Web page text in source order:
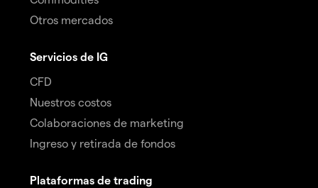
Otros mercados
Servicios de IG
CFD
Nuestros costos
Colaboraciones de marketing
Ingreso y retirada de fondos
Plataformas de trading